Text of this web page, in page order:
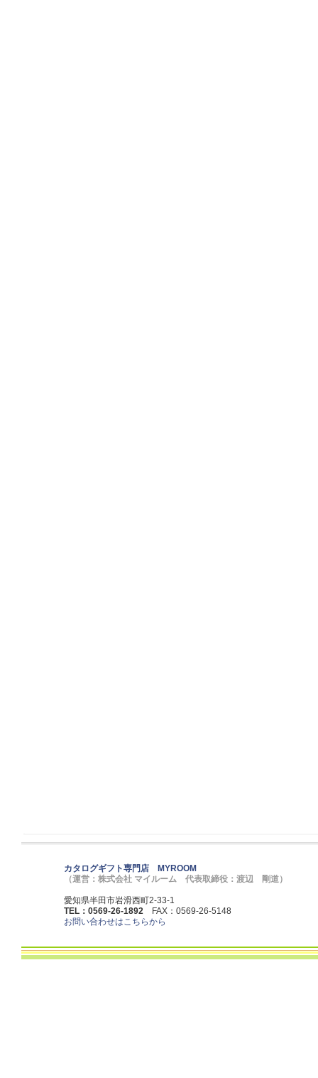
カタログギフト専門店 MYROOM
（運営：株式会社 マイルーム 代表取締役：渡辺 剛道）
愛知県半田市岩滑西町2-33-1
TEL：0569-26-1892 FAX：0569-26-5148
お問い合わせはこちらから